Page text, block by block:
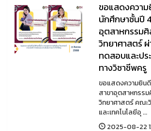
ขอแสดงควา
นักศึกษาชั้นปี
อุตสาหกรรมศิ
วิทยาศาสตร์
ทดสอบและปร
ทางวิชาชีพครู
ขอแสดงความยิน
สาขาอุตสาหกรร
วิทยาศาสตร์ คณะ
และเทคโนโลยีอุ ...
2025-08-22